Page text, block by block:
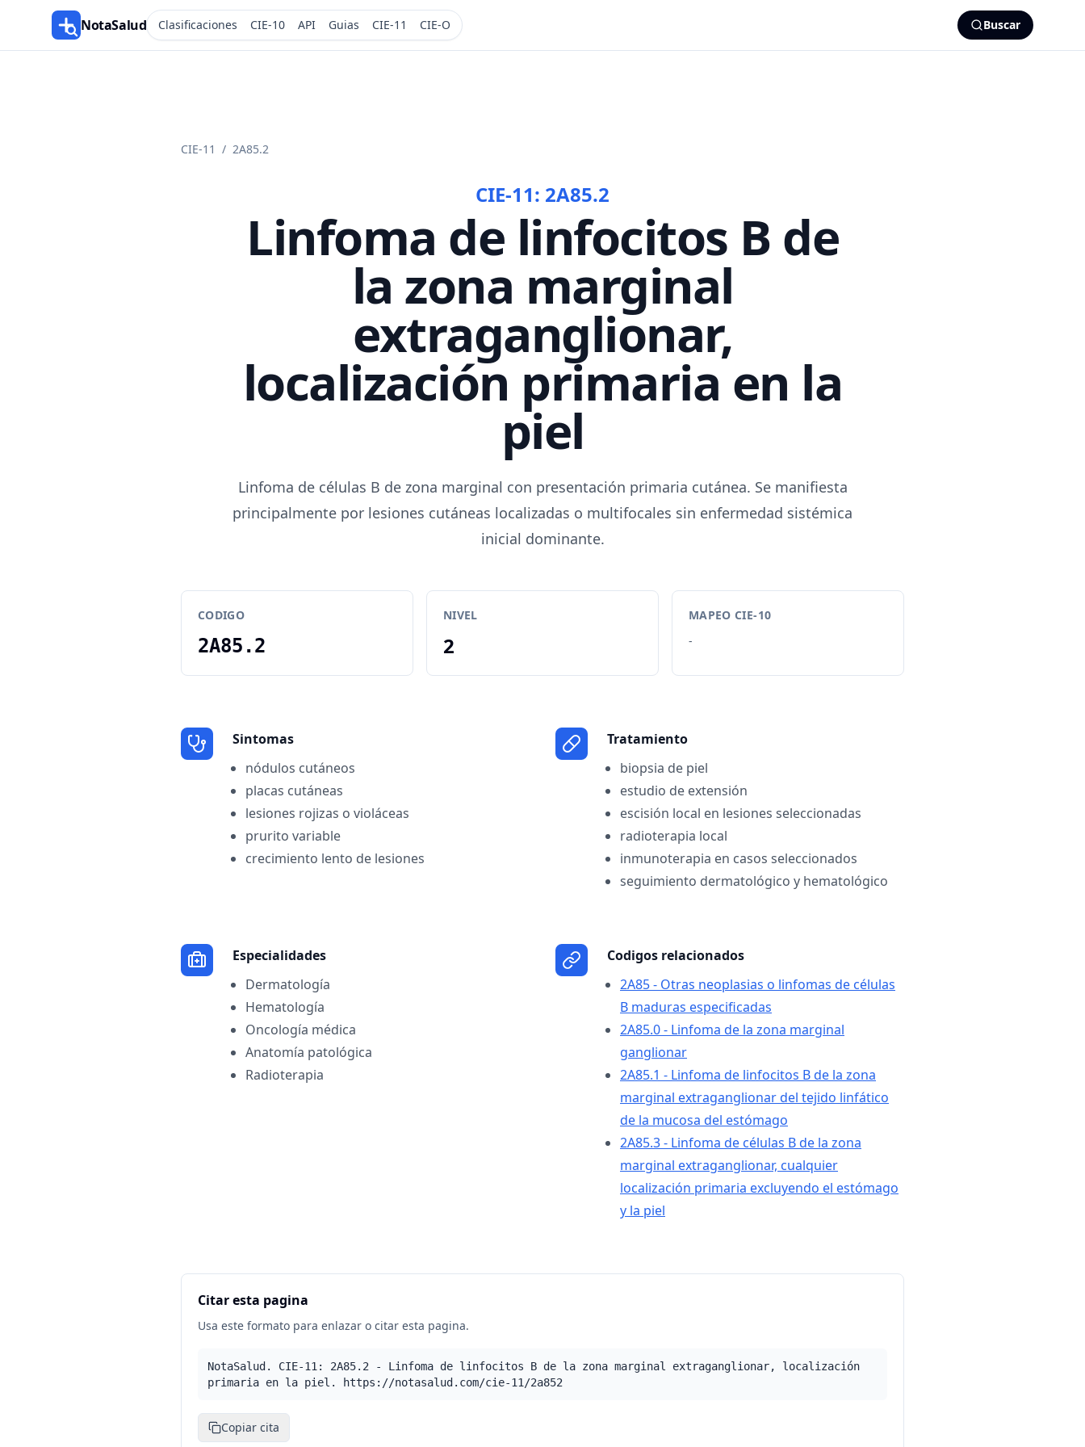
NotaSalud Clasificaciones CIE-10 API Guias CIE-11 CIE-O Buscar
CIE-11 / 2A85.2
CIE-11: 2A85.2
Linfoma de linfocitos B de
la zona marginal
extraganglionar,
localización primaria en la
piel
Linfoma de células B de zona marginal con presentación primaria cutánea. Se manifiesta
principalmente por lesiones cutáneas localizadas o multifocales sin enfermedad sistémica
inicial dominante.
CODIGO
2A85.2
NIVEL
2
MAPEO CIE-10
-
Sintomas
nódulos cutáneos
placas cutáneas
lesiones rojizas o violáceas
prurito variable
crecimiento lento de lesiones
Tratamiento
biopsia de piel
estudio de extensión
escisión local en lesiones seleccionadas
radioterapia local
inmunoterapia en casos seleccionados
seguimiento dermatológico y hematológico
Especialidades
Dermatología
Hematología
Oncología médica
Anatomía patológica
Radioterapia
Codigos relacionados
2A85 - Otras neoplasias o linfomas de células
B maduras especificadas
2A85.0 - Linfoma de la zona marginal
ganglionar
2A85.1 - Linfoma de linfocitos B de la zona
marginal extraganglionar del tejido linfático
de la mucosa del estómago
2A85.3 - Linfoma de células B de la zona
marginal extraganglionar, cualquier
localización primaria excluyendo el estómago
y la piel
Citar esta pagina
Usa este formato para enlazar o citar esta pagina.
NotaSalud. CIE-11: 2A85.2 - Linfoma de linfocitos B de la zona marginal extraganglionar, localización
primaria en la piel. https://notasalud.com/cie-11/2a852
Copiar cita